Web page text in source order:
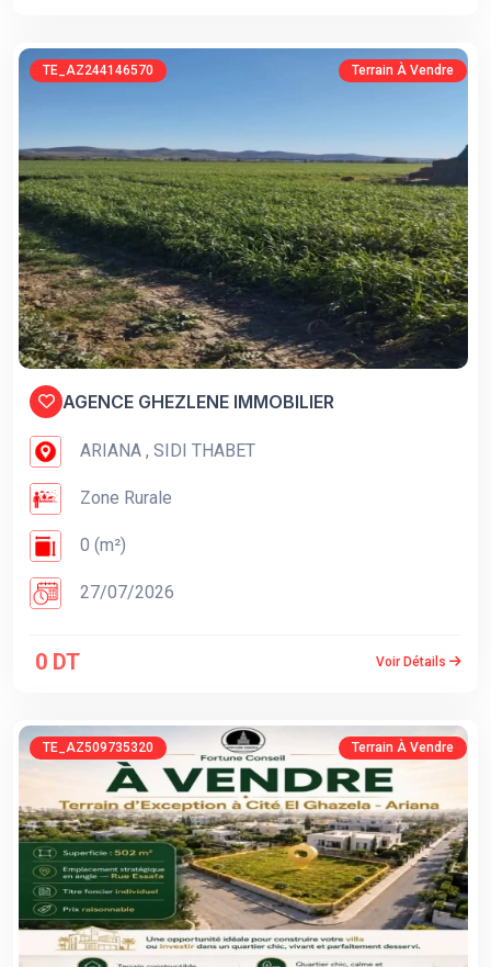
TE_AZ244146570 Terrain À Vendre
AGENCE GHEZLENE IMMOBILIER
ARIANA , SIDI THABET
Zone Rurale
0 (m²)
27/07/2026
0 DT Voir Détails
TE_AZ509735320 Terrain À Vendre